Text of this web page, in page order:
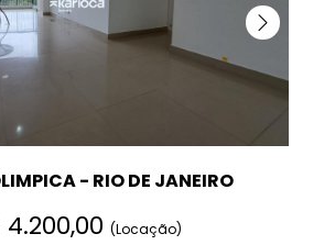
- RIO DE JANEIRO
4.200,00 (Locação)